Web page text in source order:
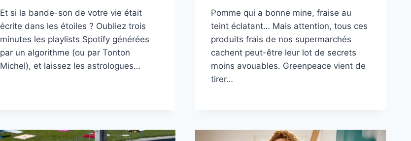
Et si la bande-son de votre vie était
écrite dans les étoiles ? Oubliez trois
minutes les playlists Spotify générées
par un algorithme (ou par Tonton
Michel), et laissez les astrologues…
Pomme qui a bonne mine, fraise au
teint éclatant… Mais attention, tous ces
produits frais de nos supermarchés
cachent peut-être leur lot de secrets
moins avouables. Greenpeace vient de
tirer…